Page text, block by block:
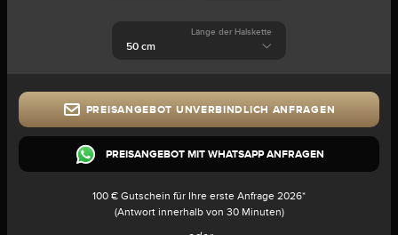
Länge der Halskette
PREISANGEBOT UNVERBINDLICH ANFRAGEN
PREISANGEBOT MIT WHATSAPP ANFRAGEN
100 € Gutschein für Ihre erste Anfrage 2026*
(Antwort innerhalb von 30 Minuten)